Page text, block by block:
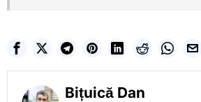
Bițuică Dan